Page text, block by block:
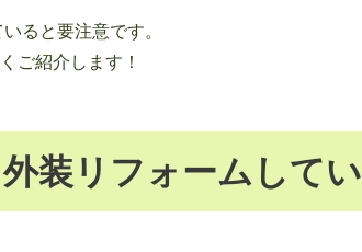
ると要注意です。
ご紹介します！
装リフォームして